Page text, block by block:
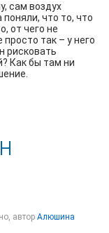
сам воздух
что то, что
от чего не
так – у него
рисковать
Как бы там ни
автор Алюшина